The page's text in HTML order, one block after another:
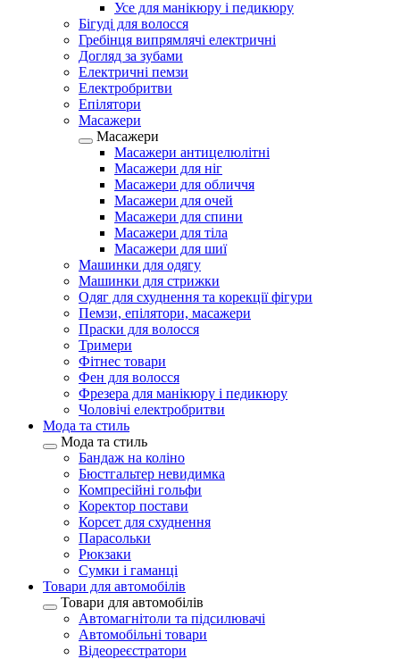
Усе для манікюру і педикюру
Бігуді для волосся
Гребінця випрямлячі електричні
Догляд за зубами
Електричні пемзи
Електробритви
Епілятори
Масажери
Масажери
Масажери антицелюлітні
Масажери для ніг
Масажери для обличчя
Масажери для очей
Масажери для спини
Масажери для тіла
Масажери для шиї
Машинки для одягу
Машинки для стрижки
Одяг для схуднення та корекції фігури
Пемзи, епілятори, масажери
Праски для волосся
Тримери
Фітнес товари
Фен для волосся
Фрезера для манікюру і педикюру
Чоловічі електробритви
Мода та стиль
Мода та стиль
Бандаж на коліно
Бюстгальтер невидимка
Компресійні гольфи
Коректор постави
Корсет для схуднення
Парасольки
Рюкзаки
Сумки і гаманці
Товари для автомобілів
Товари для автомобілів
Автомагнітоли та підсилювачі
Автомобільні товари
Відеореєстратори